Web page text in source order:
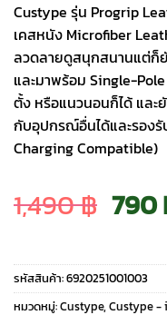
Custype รุ่น Progrip
เคสหนัง Microfiber
ลวดลายดูสนุกสนานแต่ก็
และมาพร้อม Single-
ตั้ง หรือแนวนอนก็ได้ และ
กับอุปกรณ์อื่นได้และรองรั
Charging Compatible)
1,490฿ 790
รหัสสินค้า:6920251001003
หมวดหมู่:Custype, Custype -